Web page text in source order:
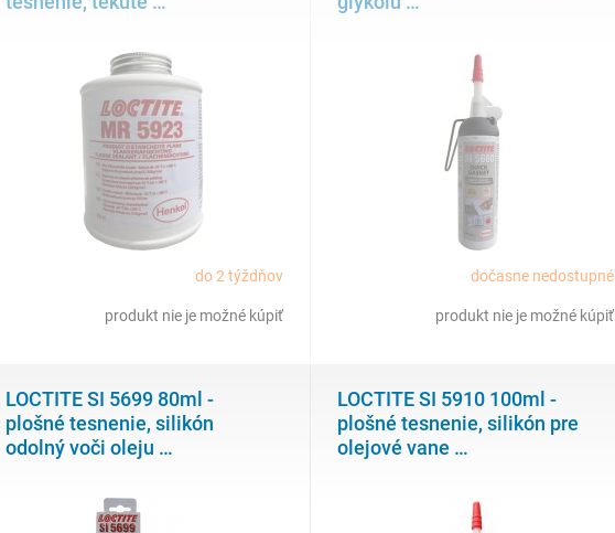
do 2 týždňov
produkt nie je možné kúpiť
dočasne nedostupné
produkt nie je možné kúpiť
LOCTITE SI 5699 80ml -
plošné tesnenie, silikón
odolný voči oleju …
LOCTITE SI 5910 100ml -
plošné tesnenie, silikón pre
olejové vane …